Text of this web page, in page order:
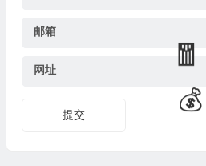
邮箱
网址
提交